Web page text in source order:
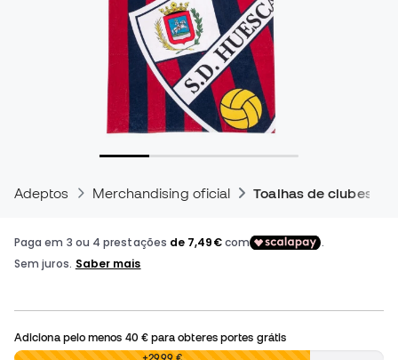
Adeptos Merchandising oficial Toalhas de clubes
Adiciona pelo menos 40 €para obteres portes grátis